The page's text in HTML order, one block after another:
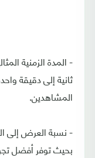
ثانية إلى دقيقة
المشاهدين.
بحيث توفر أفضل